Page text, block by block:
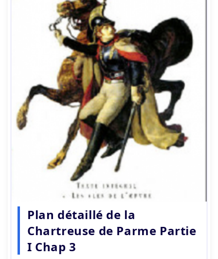
Plan détaillé de la
Chartreuse de Parme Partie
I Chap 3